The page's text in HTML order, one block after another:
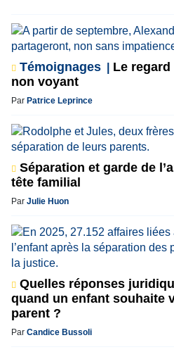
Témoignages
Le regard
non voyant
Par Patrice Leprince
Séparation et garde de
tête familial
Par Julie Huon
Quelles réponses
quand un enfant souhaite
parent ?
Par Candice Bussoli